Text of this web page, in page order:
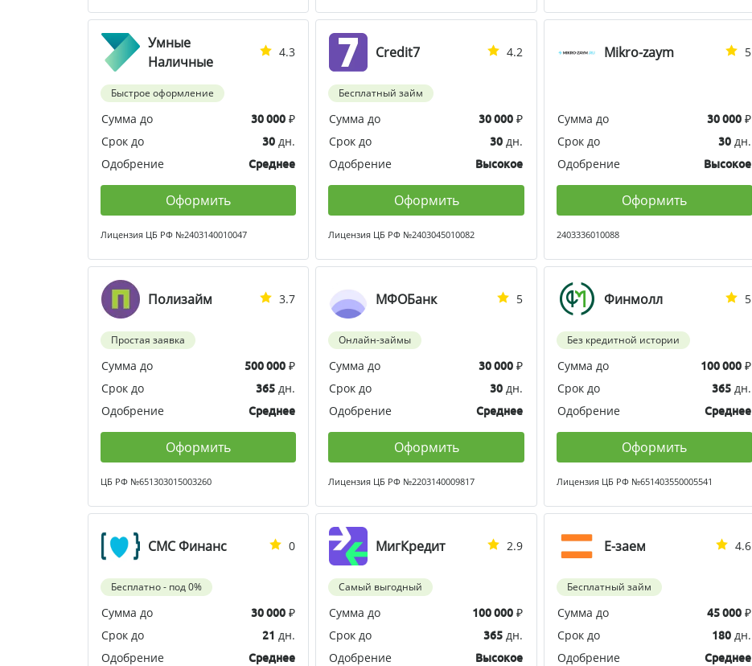
Умные
Наличные
4.3
Быстрое оформление
Сумма до 30 000₽
Срок до
30дн.
Одобрение
Среднее
Оформить
Лицензия ЦБ РФ №2403140010047
Credit7 4.2
Бесплатный займ
Сумма до 30 000 ₽
Срок до
30 дн.
Одобрение
Высокое
Оформить
Лицензия ЦБ РФ №2403045010082
Mikro-zaym 5
Сумма до 30 000 ₽
Срок до
30 дн.
Одобрение
Высокое
Оформить
2403336010088
Полизайм 3.7
Простая заявка
Сумма до 500 000₽
Срок до
365дн.
Одобрение
Среднее
Оформить
ЦБ РФ №651303015003260
МФОБанк 5
Онлайн-займы
Сумма до 30 000 ₽
Срок до
30 дн.
Одобрение
Среднее
Оформить
Лицензия ЦБ РФ №2203140009817
Финмолл 5
Без кредитной истории
Сумма до 100 000 ₽
Срок до
365 дн.
Одобрение
Среднее
Оформить
Лицензия ЦБ РФ №651403550005541
СМС Финанс 0
Бесплатно - под 0%
Сумма до 30 000₽
Срок до
21 дн.
Одобрение
Среднее
МигКредит 2.9
Самый выгодный
Сумма до 100 000 ₽
Срок до
365 дн.
Одобрение
Высокое
Е-заем 4.6
Бесплатный займ
Сумма до 45 000 ₽
Срок до
180 дн.
Одобрение
Среднее